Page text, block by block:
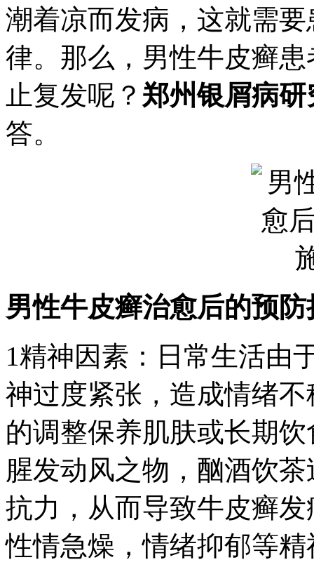
潮着凉而发病，这就需
律。那么，男性牛皮癣
止复发呢？ 郑州银屑病研
答。
男性牛皮癣治愈后的预
1精神因素：日常生活由
神过度紧张，造成情绪
的调整保养肌肤或长期
腥发动风之物，酗酒饮
抗力，从而导致牛皮癣
性情急燥，情绪抑郁等